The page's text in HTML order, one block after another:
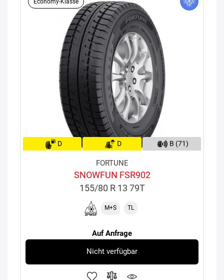
Economy-Klasse
D D B (71)
FORTUNE
SNOWFUN FSR902
155/80 R 13 79T
M+S TL
Auf Anfrage
Nicht verfügbar